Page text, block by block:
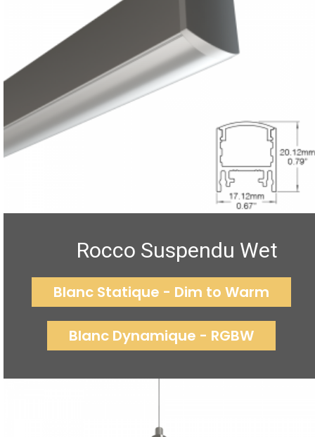
Rocco Suspendu Wet
Blanc Statique - Dim to Warm
Blanc Dynamique - RGBW